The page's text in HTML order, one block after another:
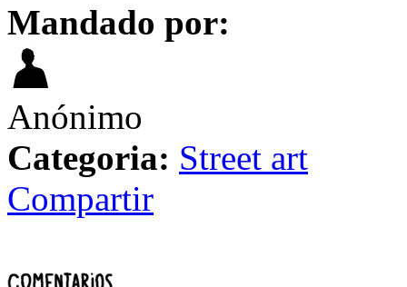
Mandado por:
Anónimo
Categoria: Street art
Compartir